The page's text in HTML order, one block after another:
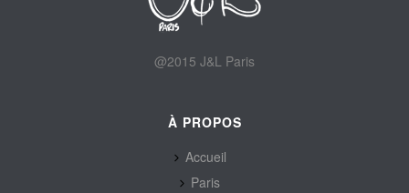
@2015 J&L Paris
À PROPOS
Accueil
Paris